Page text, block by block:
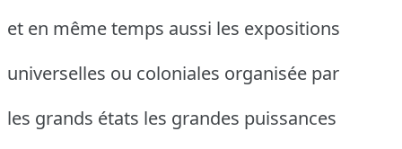
et en même temps aussi les expositions
universelles ou coloniales organisée par
les grands états les grandes puissances